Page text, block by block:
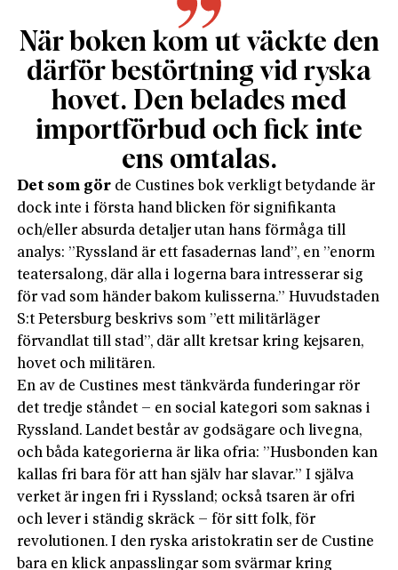
När boken kom ut väckte den
därför bestörtning vid ryska
hovet. Den belades med
importförbud och fick inte
ens omtalas.
Det som gör de Custines bok verkligt betydande är
dock inte i första hand blicken för signifikanta
och/eller absurda detaljer utan hans förmåga till
analys: ”Ryssland är ett fasadernas land”, en ”enorm
teatersalong, där alla i logerna bara intresserar sig
för vad som händer bakom kulisserna.” Huvudstaden
S:t Petersburg beskrivs som ”ett militärläger
förvandlat till stad”, där allt kretsar kring kejsaren,
hovet och militären.
En av de Custines mest tänkvärda funderingar rör
det tredje ståndet – en social kategori som saknas i
Ryssland. Landet består av godsägare och livegna,
och båda kategorierna är lika ofria: ”Husbonden kan
kallas fri bara för att han själv har slavar.” I själva
verket är ingen fri i Ryssland; också tsaren är ofri
och lever i ständig skräck – för sitt folk, för
revolutionen. I den ryska aristokratin ser de Custine
bara en klick anpasslingar som svärmar kring